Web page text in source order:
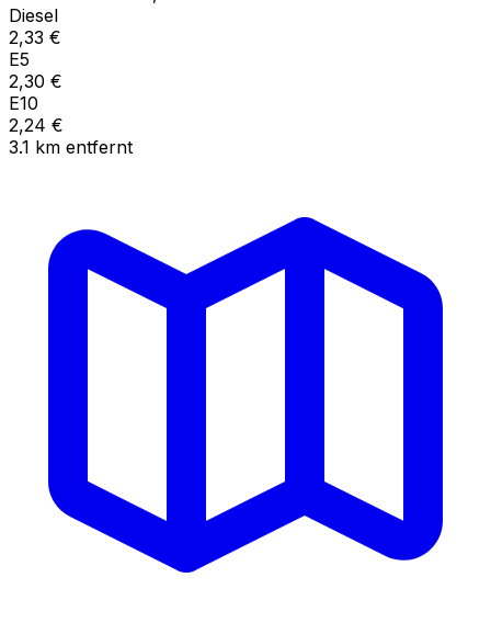
Diesel
2,33 €
E5
2,30 €
E10
2,24 €
3.1 km entfernt